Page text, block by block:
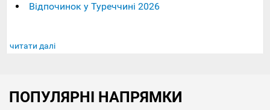
Відпочинок у Туреччині 2026
читати далі
ПОПУЛЯРНІ НАПРЯМКИ